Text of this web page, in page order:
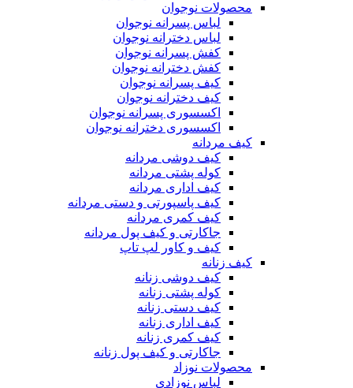
محصولات نوجوان
لباس پسرانه نوجوان
لباس دخترانه نوجوان
کفش پسرانه نوجوان
کفش دخترانه نوجوان
کیف پسرانه نوجوان
کیف دخترانه نوجوان
اکسسوری پسرانه نوجوان
اکسسوری دخترانه نوجوان
کیف مردانه
کیف دوشی مردانه
کوله پشتی مردانه
کیف اداری مردانه
کیف پاسپورتی و دستی مردانه
کیف کمری مردانه
جاکارتی و کیف پول مردانه
کیف و کاور لپ تاپ
کیف زنانه
کیف دوشی زنانه
کوله پشتی زنانه
کیف دستی زنانه
کیف اداری زنانه
کیف کمری زنانه
جاکارتی و کیف پول زنانه
محصولات نوزاد
لباس نوزادی